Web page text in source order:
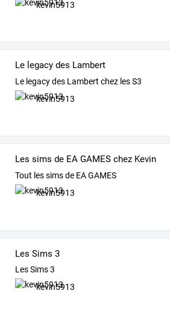
kevin5913
Le legacy des Lambert
Le legacy des Lambert chez les S3
kevin5913
Les sims de EA GAMES chez Kevin
Tout les sims de EA GAMES
kevin5913
Les Sims 3
Les Sims 3
kevin5913